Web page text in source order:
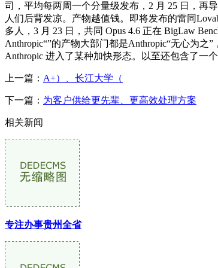
司，平均每两周一个分量级发布，2 月 25 日，再
人们后背发凉。产物越值钱。即将发布的雷同
多人，3 月 23 日，共同 Opus 4.6 正在 BigLaw
Anthropic“”的产物大部门都是Anthropic“无心为之
Anthropic 进入了某种加快形态。以至还包含了一
上一篇： A+）、长江大学（
下一篇： 为客户供给更先辈、更高效处理方案
相关新闻
专注办事贵州全省